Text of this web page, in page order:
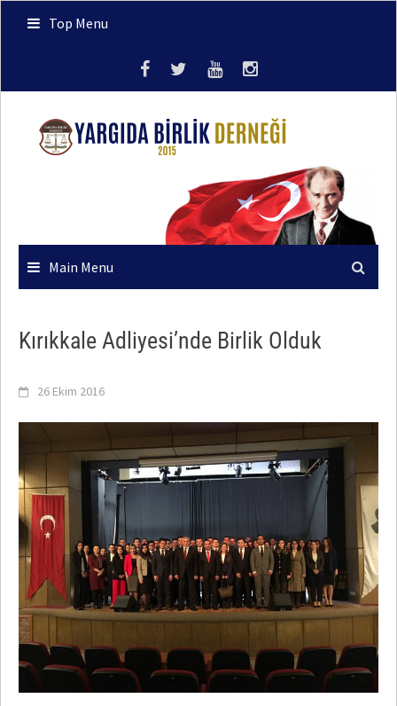
Top Menu
Main Menu
Kırıkkale Adliyesi’nde Birlik Olduk
26 Ekim 2016